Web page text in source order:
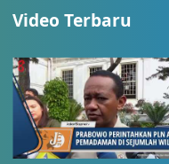
Video Terbaru